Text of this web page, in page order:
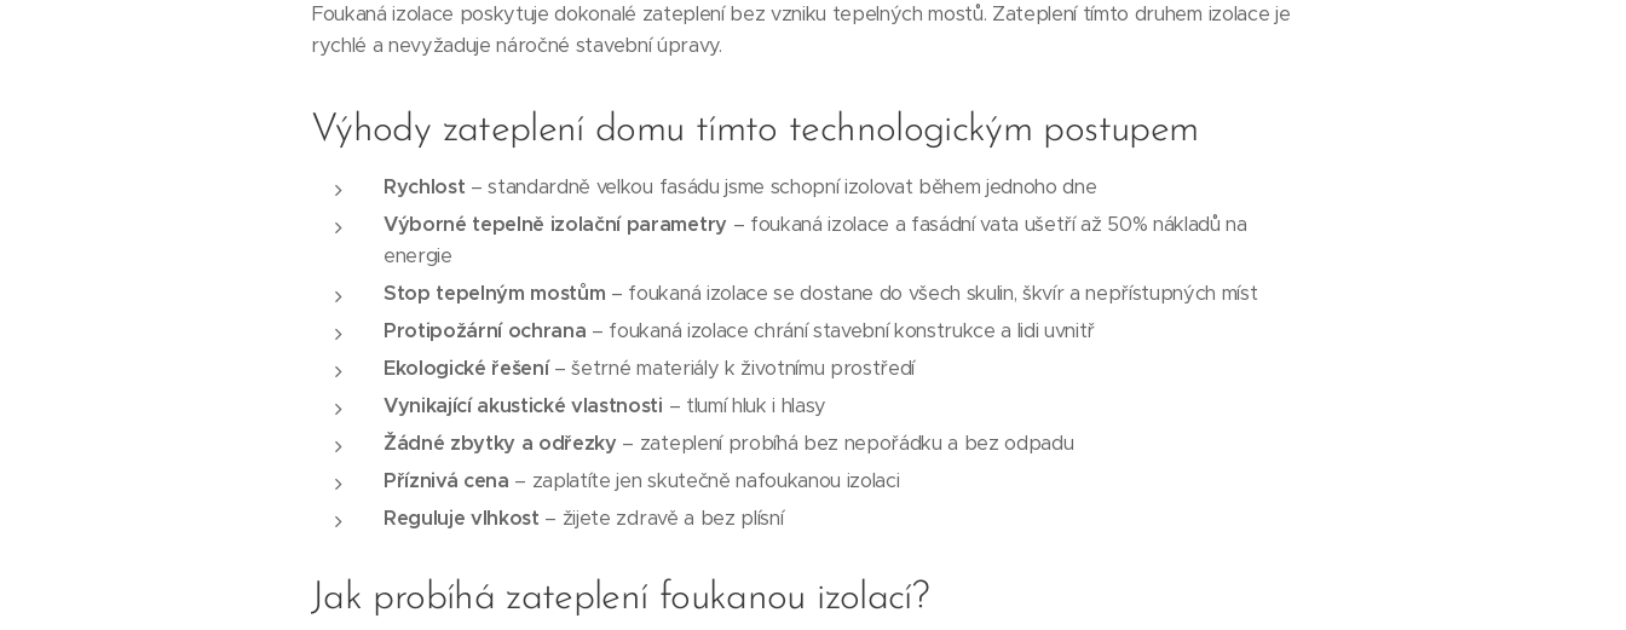
Foukaná izolace poskytuje dokonalé zateplení bez vzniku tepelných mostů. Zateplení tímto druhem izolace je
rychlé a nevyžaduje náročné stavební úpravy.
Výhody zateplení domu tímto technologickým postupem
Rychlost – standardně velkou fasádu jsme schopní izolovat během jednoho dne
Výborné tepelně izolační parametry – foukaná izolace a fasádní vata ušetří až 50% nákladů na
energie
Stop tepelným mostům – foukaná izolace se dostane do všech skulin, škvír a nepřístupných míst
Protipožární ochrana – foukaná izolace chrání stavební konstrukce a lidi uvnitř
Ekologické řešení– šetrné materiály k životnímu prostředí
Vynikající akustické vlastnosti – tlumí hluk i hlasy
Žádné zbytky a odřezky – zateplení probíhá bez nepořádku a bez odpadu
Příznivá cena – zaplatíte jen skutečně nafoukanou izolaci
Reguluje vlhkost – žijete zdravě a bez plísní
Jak probíhá zateplení foukanou izolací?